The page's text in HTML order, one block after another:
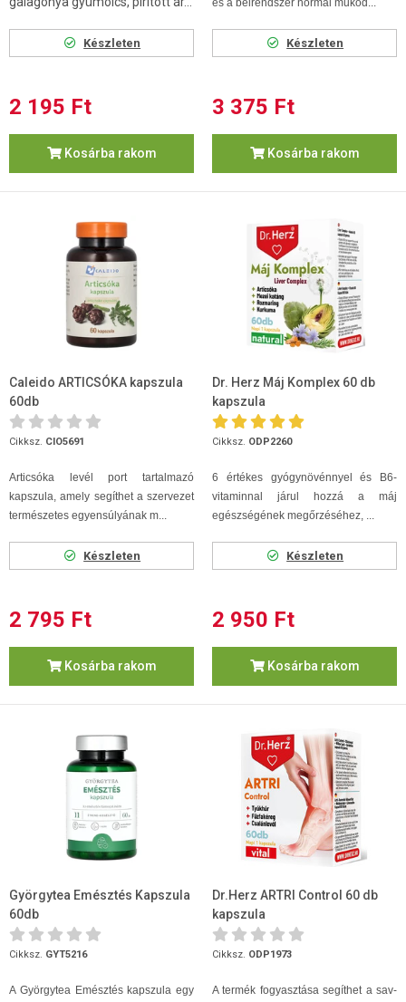
Készleten
2 195 Ft
Kosárba rakom
és a bélrendszer normál működ...
Készleten
3 375 Ft
Kosárba rakom
Caleido ARTICSÓKA kapszula
60db
Cikksz. CIO5691
Articsóka levél port tartalmazó
kapszula, amely segíthet a szervezet
természetes egyensúlyának m...
Készleten
2 795 Ft
Kosárba rakom
Dr. Herz Máj Komplex 60 db
kapszula
Cikksz. ODP2260
6 értékes gyógynövénnyel és B6-
vitaminnal járul hozzá a máj
egészségének megőrzéséhez, ...
Készleten
2 950 Ft
Kosárba rakom
Györgytea Emésztés Kapszula
60db
Cikksz. GYT5216
A Györgytea Emésztés kapszula egy
Dr.Herz ARTRI Control 60 db
kapszula
Cikksz. ODP1973
A termék fogyasztása segíthet a sav-